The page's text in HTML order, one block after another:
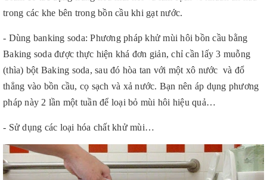
trong các khe bên trong bồn cầu khi gạt nước.
- Dùng banking soda:Phương pháp khử mùi hôi bồn cầu bằng
Baking soda được thực hiện khá đơn giản, chỉ cần lấy 3 muỗng
(thìa) bột Baking soda, sau đó hòa tan với một xô nước và đổ
thẳng vào bồn cầu, cọ sạch và xả nước. Bạn nên áp dụng phương
pháp này 2 lần một tuần để loại bỏ mùi hôi hiệu quả…
- Sử dụng các loại hóa chất khử mùi…